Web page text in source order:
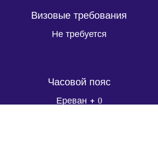
Визовые требования
Не требуется
Часовой пояс
Ереван + 0